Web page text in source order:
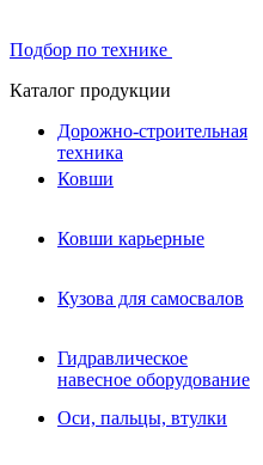
Гидравлическое навесное
оборудование
Гидробуры и шнеки
Вибротрамбовки
Навесные
Подбор по технике
Каталог продукции
Дорожно-строительная
техника
Ковши
Ковши карьерные
Кузова для самосвалов
Гидравлическое
навесное оборудование
Оси, пальцы, втулки